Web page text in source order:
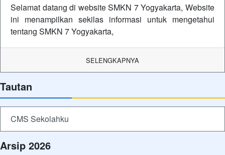
Selamat datang di website SMKN 7 Yogyakarta, Website
ini menampilkan sekilas informasi untuk mengetahui
tentang SMKN 7 Yogyakarta,
SELENGKAPNYA
Tautan
CMS Sekolahku
Arsip 2026